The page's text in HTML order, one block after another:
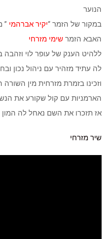
הנוער
במקור של הזמר “יקיר אברהמי ”
האבא הזמר שימי מזרחי
ללהיט הענק של עופר לוי וזהבה
לה עתיד מזהיר עם ניהול נכון
וזכינו בזמרת מזרחית מין
הארמניות עם קול שקורע את
אז תזכרו את השם נאחל לה
שיר מזרחי